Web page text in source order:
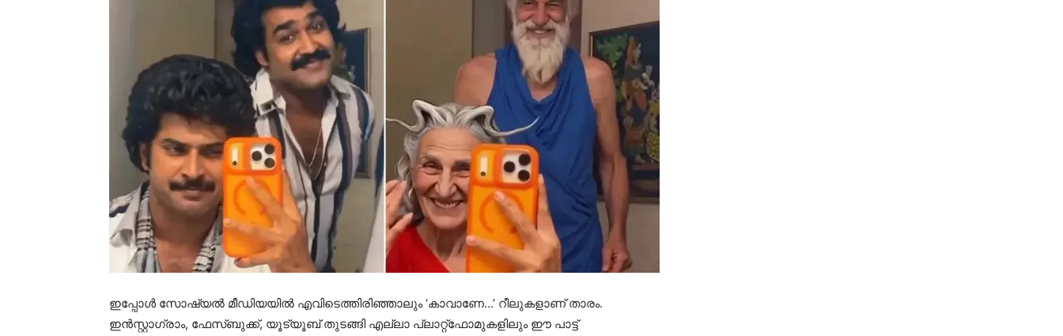
ഇപ്പോള്‍ സോഷ്യല്‍ മീഡിയയില്‍ എവിടെത്തിരിഞ്ഞാലും ‘കാവാണേ…’ റീലുകളാണ് താരം.
ഇന്‍സ്റ്റാഗ്രാം, ഫേസ്ബുക്ക്, യൂട്യൂബ് തുടങ്ങി എല്ലാ പ്ലാറ്റ്ഫോമുകളിലും ഈ പാട്ട്